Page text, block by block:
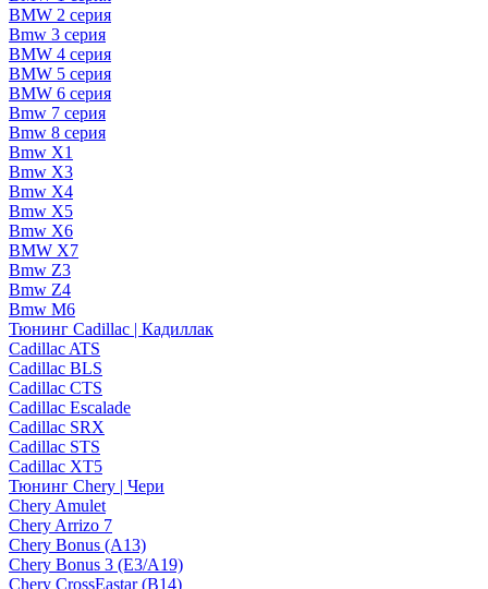
BMW 2 серия
Bmw 3 серия
BMW 4 серия
BMW 5 серия
BMW 6 серия
Bmw 7 серия
Bmw 8 серия
Bmw X1
Bmw X3
Bmw X4
Bmw X5
Bmw X6
BMW X7
Bmw Z3
Bmw Z4
Bmw М6
Тюнинг Cadillac | Кадиллак
Cadillac ATS
Cadillac BLS
Cadillac CTS
Cadillac Escalade
Cadillac SRX
Cadillac STS
Cadillac XT5
Тюнинг Chery | Чери
Chery Amulet
Chery Arrizo 7
Chery Bonus (A13)
Chery Bonus 3 (E3/A19)
Chery CrossEastar (B14)